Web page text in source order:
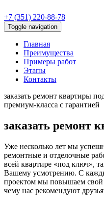
+7 (351) 220-88-78
Toggle navigation
Главная
Преимущества
Примеры работ
Этапы
Контакты
заказать ремонт квартиры
премиум-класса с гарантией
заказать ремонт
Уже несколько лет мы
ремонтные и отделочные
всей квартире «под ключ»,
Вашему усмотрению. С
проектом мы повышаем свой
чему нас рекомендуют